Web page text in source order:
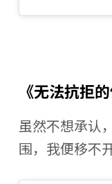
《无法抗拒
虽然不想承认
围，我便移不